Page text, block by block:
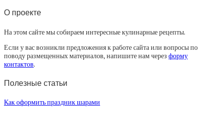
О проекте
На этом сайте мы собираем интересные кулинарные рецепты.
Если у вас возникли предложения к работе сайта или вопросы по
поводу размещенных материалов, напишите нам через форму
контактов.
Полезные статьи
Как оформить праздник шарами